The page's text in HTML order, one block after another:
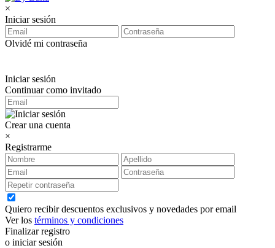
×
Iniciar sesión
Olvidé mi contraseña
Iniciar sesión
Continuar como invitado
Crear una cuenta
×
Registrarme
Quiero recibir descuentos exclusivos y novedades por email
Ver los términos y condiciones
Finalizar registro
o iniciar sesión